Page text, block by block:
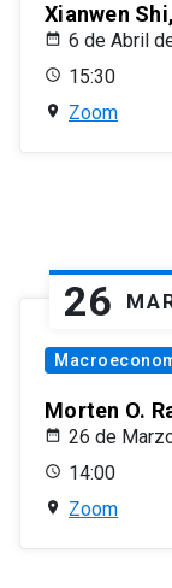
Xianwen
6 de Abril
15:30
Zoom
26
Morten O.
26 de
14:00
Zoom